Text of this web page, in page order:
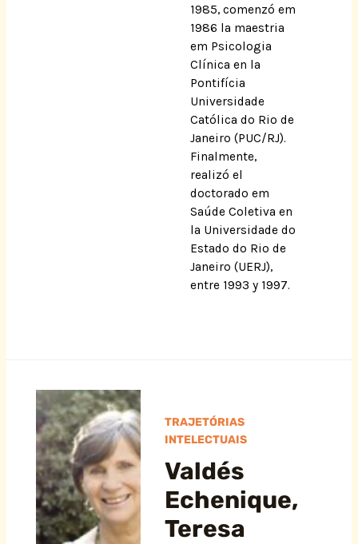
1985, comenzó em
1986 la maestria
em Psicologia
Clínica en la
Pontifícia
Universidade
Católica do Rio de
Janeiro (PUC/RJ).
Finalmente,
realizó el
doctorado em
Saúde Coletiva en
la Universidade do
Estado do Rio de
Janeiro (UERJ),
entre 1993 y 1997.
TRAJETÓRIAS
INTELECTUAIS
Valdés
Echenique,
Teresa